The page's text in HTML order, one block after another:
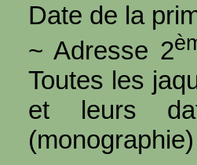
Date de la
~ Adresse 2
Toutes les
et leurs